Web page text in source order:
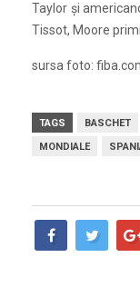
Taylor și
Tissot, Moore
sursa foto:
TAGS BASCHET
MONDIALE